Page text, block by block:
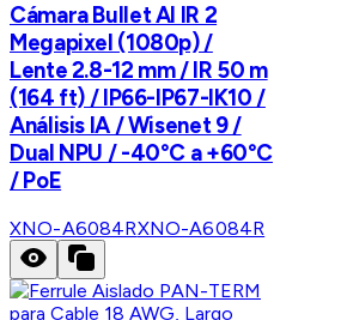
Cámara Bullet AI IR 2
Megapixel (1080p) /
Lente 2.8-12 mm / IR 50 m
(164 ft) / IP66-IP67-IK10 /
Análisis IA / Wisenet 9 /
Dual NPU / -40°C a +60°C
/ PoE
XNO-A6084RXNO-A6084R